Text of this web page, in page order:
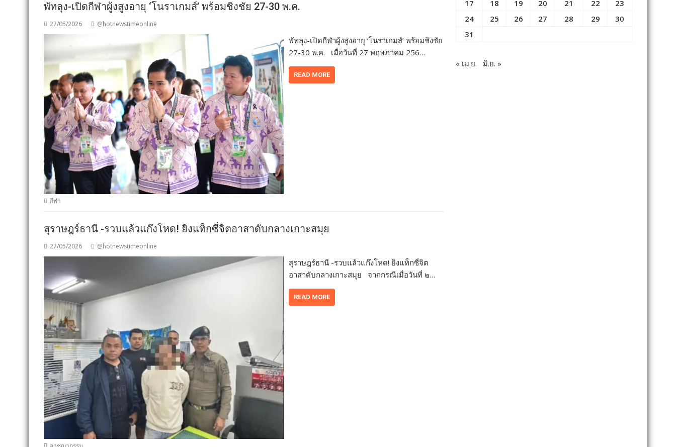
พัทลุง-เปิดกีฬาผู้งสูงอายุ ‘โนราเกมส์’ พร้อมชิงชัย 27-30 พ.ค.
27/05/2026 @hotnewstimeonline
พัทลุง-เปิดกีฬาผู้งสูงอายุ ‘โนราเกมส์’ พร้อมชิงชัย
27-30 พ.ค. เมื่อวันที่ 27 พฤษภาคม 256…
READ MORE
กีฬา
สุราษฎร์ธานี -รวบแล้วแก๊งโหด! ยิงแท็กซี่จิตอาสาดับกลางเกาะสมุย
27/05/2026 @hotnewstimeonline
สุราษฎร์ธานี -รวบแล้วแก๊งโหด! ยิงแท็กซี่จิต
อาสาดับกลางเกาะสมุย จากกรณีเมื่อวันที่ ๒…
READ MORE
17
18 19 20 21 22
23
24
25 26 27 28 29
30
31
« เม.ย. มิ.ย. »